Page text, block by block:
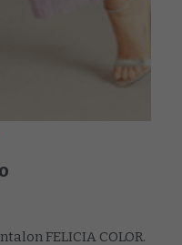
FELICIA COLOR.